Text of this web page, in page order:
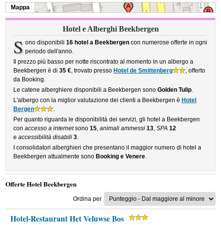
Mappa
Hotel e Alberghi Beekbergen
S ono disponibili 16 hotel a Beekbergencon numerose offerte in ogni
periodo dell'anno.
Il prezzo più basso per notte riscontrato al momento in un albergo a
Beekbergen è di35 €, trovato presso Hotel de Smittenberg
, offerto
da Booking.
Le catene alberghiere disponibili a Beekbergen sonoGolden Tulip.
L'albergo con la miglior valutazione dei clienti a Beekbergen è Hotel
Bergen
.
Per quanto riguarda le disponibilità dei servizi, gli hotel a Beekbergen
conaccesso a internetsono15,animali ammessi 13,SPA 12
eaccessibilità disabili 3.
I consolidatori alberghieri che presentano il maggior numero di hotel a
Beekbergen attualmente sono Booking e Venere.
Offerte Hotel Beekbergen
Ordina per
Hotel-Restaurant Het Veluwse Bos